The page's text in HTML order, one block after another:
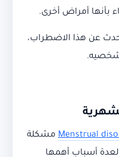
بأنها أمراض أخرى.
عن هذا الاضطراب،
Menstrual مشكلة
لعدة أسباب أهمها